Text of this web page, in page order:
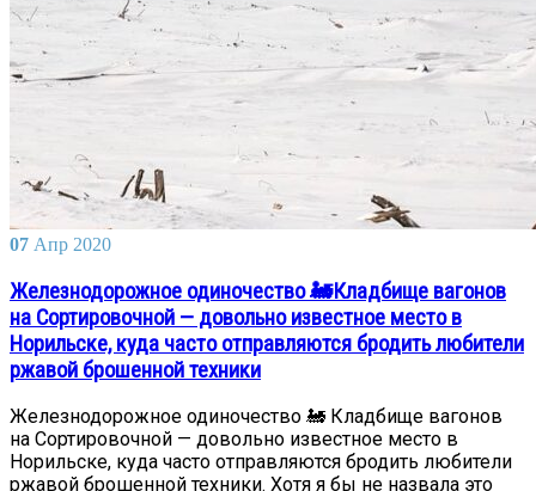
07 Апр 2020
Железнодорожное одиночество 🚂Кладбище вагонов
на Сортировочной — довольно известное место в
Норильске, куда часто отправляются бродить любители
ржавой брошенной техники
Железнодорожное одиночество 🚂 Кладбище вагонов
на Сортировочной — довольно известное место в
Норильске, куда часто отправляются бродить любители
ржавой брошенной техники. Хотя я бы не назвала это